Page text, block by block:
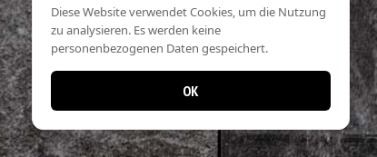
Diese Website verwendet Cookies, um die Nutzung
zu analysieren. Es werden keine
personenbezogenen Daten gespeichert.
OK